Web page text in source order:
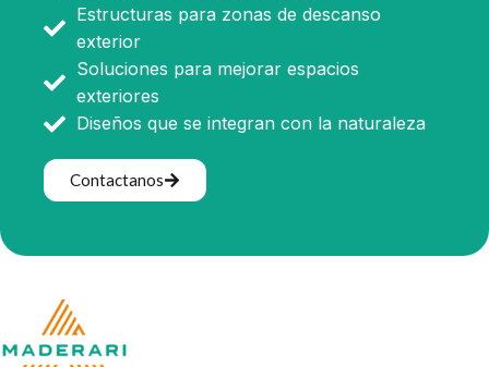
Estructuras para zonas de descanso
exterior
Soluciones para mejorar espacios
exteriores
Diseños que se integran con la naturaleza
Contactanos